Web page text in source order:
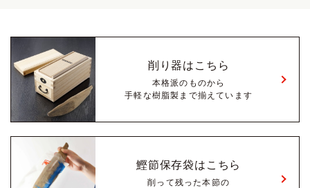
削り器はこちら
本格派のものから
手軽な樹脂製まで揃えています
鰹節保存袋はこちら
削って残った本節の